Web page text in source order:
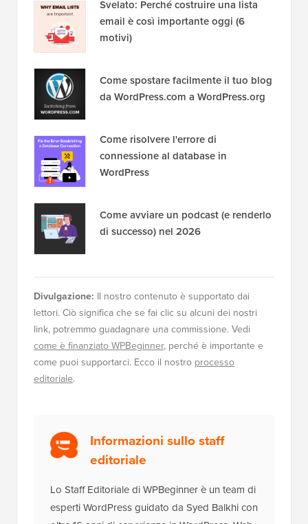
Svelato: Perché costruire una lista
email è così importante oggi (6
motivi)
Come spostare facilmente il tuo blog
da WordPress.com a WordPress.org
Come risolvere l'errore di
connessione al database in
WordPress
Come avviare un podcast (e renderlo
di successo) nel 2026
Divulgazione: Il nostro contenuto è supportato dai
lettori. Ciò significa che se fai clic su alcuni dei nostri
link, potremmo guadagnare una commissione. Vedi
come è finanziato WPBeginner, perché è importante e
come puoi supportarci. Ecco il nostro processo
editoriale.
Informazioni sullo staff
editoriale
Lo Staff Editoriale di WPBeginner è un team di
esperti WordPress guidato da Syed Balkhi con